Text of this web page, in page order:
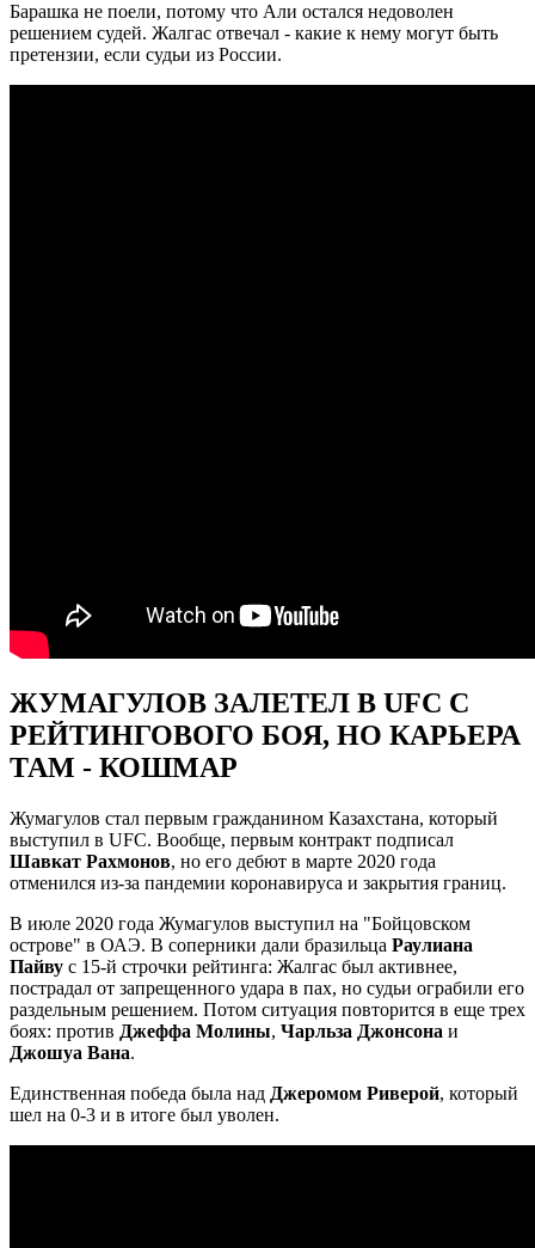
Барашка не поели, потому что Али остался недоволен
решением судей. Жалгас отвечал - какие к нему могут быть
претензии, если судьи из России.
ЖУМАГУЛОВ ЗАЛЕТЕЛ В UFC С
РЕЙТИНГОВОГО БОЯ, НО КАРЬЕРА
ТАМ - КОШМАР
Жумагулов стал первым гражданином Казахстана, который
выступил в UFC. Вообще, первым контракт подписал
Шавкат Рахмонов, но его дебют в марте 2020 года
отменился из-за пандемии коронавируса и закрытия границ.
В июле 2020 года Жумагулов выступил на "Бойцовском
острове" в ОАЭ. В соперники дали бразильца Раулиана
Пайву с 15-й строчки рейтинга: Жалгас был активнее,
пострадал от запрещенного удара в пах, но судьи ограбили его
раздельным решением. Потом ситуация повторится в еще трех
боях: против Джеффа Молины, Чарльза Джонсона и
Джошуа Вана.
Единственная победа была над Джеромом Риверой, который
шел на 0-3 и в итоге был уволен.